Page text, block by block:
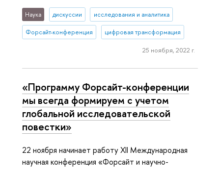
Наука дискуссии исследования и аналитика
Форсайт-конференция цифровая трансформация
25 ноября, 2022 г.
«Программу Форсайт-конференции
мы всегда формируем с учетом
глобальной исследовательской
повестки»
22 ноября начинает работу XII Международная
научная конференция «Форсайт и научно-